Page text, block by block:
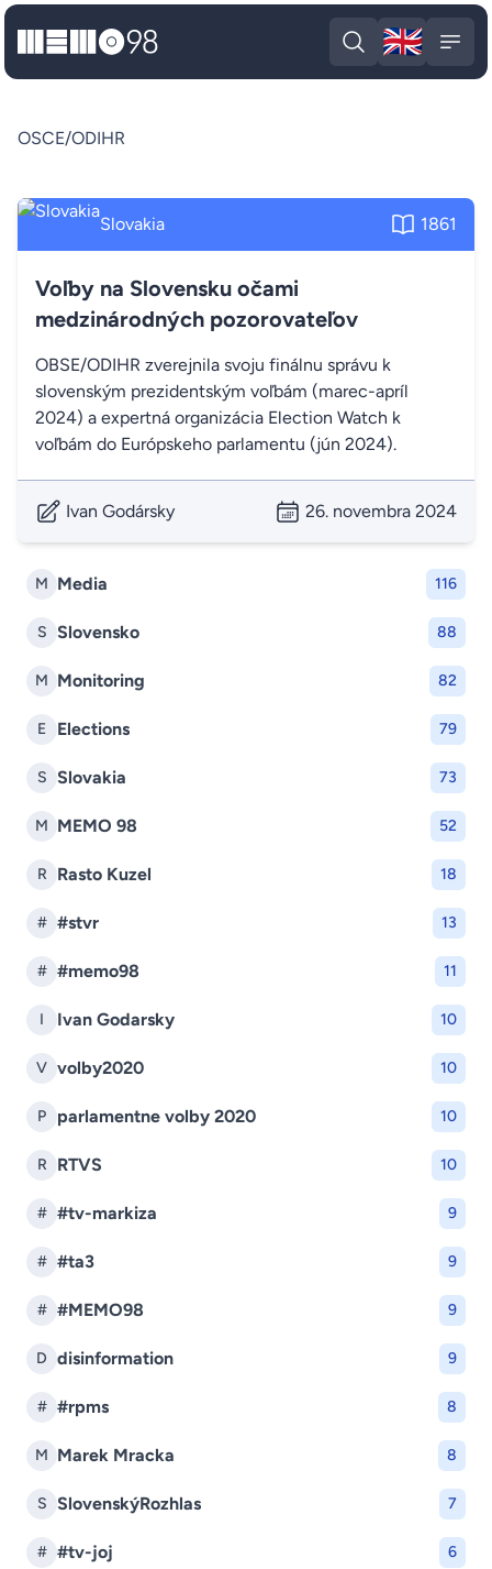
MEMO98
Open search
🇬🇧
M Media 116
S Slovensko 88
M Monitoring 82
E Elections 79
S Slovakia 73
M MEMO 98 52
R Rasto Kuzel 18
# #stvr 13
# #memo98 11
I Ivan Godarsky 10
V volby2020 10
P parlamentne volby 2020 10
R RTVS 10
# #tv-markiza 9
# #ta3 9
# #MEMO98 9
D disinformation 9
# #rpms 8
M Marek Mracka 8
S SlovenskýRozhlas 7
# #tv-joj 6
OSCE/ODIHR
Slovakia 1861
Voľby na Slovensku očami
medzinárodných pozorovateľov
OBSE/ODIHR zverejnila svoju finálnu správu k
slovenským prezidentským voľbám (marec-apríl
2024) a expertná organizácia Election Watch k
voľbám do Európskeho parlamentu (jún 2024).
Ivan Godársky 26. novembra 2024